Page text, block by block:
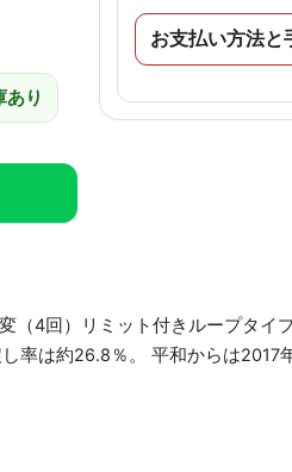
あり
お支払い方法と
4回）リミット付きループタイ
率は約26.8％。 平和からは